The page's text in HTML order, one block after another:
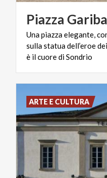
Piazza
Una piazza elegante,
sulla statua dell’eroe
è il cuore di Sondrio
ARTE E CULTURA